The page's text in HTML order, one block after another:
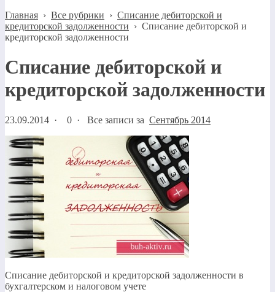
Главная › Все рубрики › Списание дебиторской и
кредиторской задолженности › Списание дебиторской и
кредиторской задолженности
Списание дебиторской и
кредиторской задолженности
23.09.2014 · 0 · Все записи за Сентябрь 2014
Списание дебиторской и кредиторской задолженности в
бухгалтерском и налоговом учете